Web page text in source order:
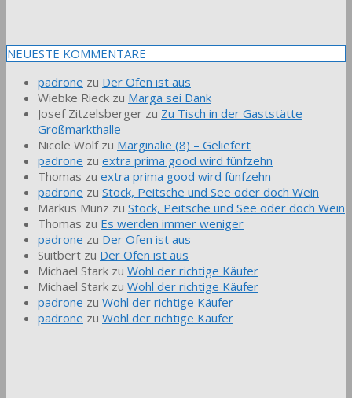
NEUESTE KOMMENTARE
padrone zu Der Ofen ist aus
Wiebke Rieck zu Marga sei Dank
Josef Zitzelsberger zu Zu Tisch in der Gaststätte
Großmarkthalle
Nicole Wolfzu Marginalie (8) – Geliefert
padrone zu extra prima good wird fünfzehn
Thomas zu extra prima good wird fünfzehn
padrone zu Stock, Peitsche und See oder doch Wein
Markus Munz zu Stock, Peitsche und See oder doch Wein
Thomas zu Es werden immer weniger
padrone zu Der Ofen ist aus
Suitbert zu Der Ofen ist aus
Michael Stark zu Wohl der richtige Käufer
Michael Stark zu Wohl der richtige Käufer
padrone zu Wohl der richtige Käufer
padrone zu Wohl der richtige Käufer